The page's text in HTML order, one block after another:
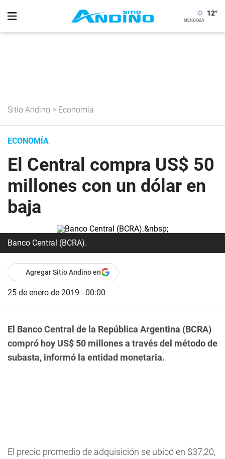
12°
Sitio Andino > Economía
ECONOMÍA
El Central compra US$ 50
millones con un dólar en
baja
Banco Central (BCRA).
Agregar Sitio Andino en
25 de enero de 2019 - 00:00
El Banco Central de la República Argentina (BCRA)
compró hoy US$ 50 millones a través del método de
subasta, informó la entidad monetaria.
El precio promedio de adquisición se ubicó en $37,20,